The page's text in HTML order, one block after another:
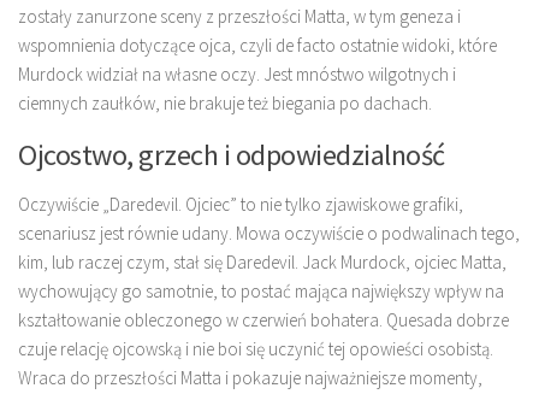
zostały zanurzone sceny z przeszłości Matta, w tym geneza i
wspomnienia dotyczące ojca, czyli de facto ostatnie widoki, które
Murdock widział na własne oczy. Jest mnóstwo wilgotnych i
ciemnych zaułków, nie brakuje też biegania po dachach.
Ojcostwo, grzech i odpowiedzialność
Oczywiście „Daredevil. Ojciec” to nie tylko zjawiskowe grafiki,
scenariusz jest równie udany. Mowa oczywiście o podwalinach tego,
kim, lub raczej czym, stał się Daredevil. Jack Murdock, ojciec Matta,
wychowujący go samotnie, to postać mająca największy wpływ na
kształtowanie obleczonego w czerwień bohatera. Quesada dobrze
czuje relację ojcowską i nie boi się uczynić tej opowieści osobistą.
Wraca do przeszłości Matta i pokazuje najważniejsze momenty,